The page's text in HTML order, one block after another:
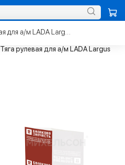
Тяга рулевая для а/м LADA Largus